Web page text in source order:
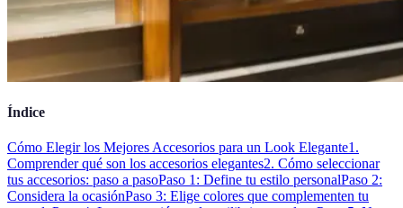
Índice
Cómo Elegir los Mejores Accesorios para un Look Elegante1.
Comprender qué son los accesorios elegantes2. Cómo seleccionar
tus accesorios: paso a pasoPaso 1: Define tu estilo personalPaso 2:
Considera la ocasiónPaso 3: Elige colores que complementen tu